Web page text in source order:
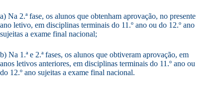
a) Na 2.ª fase, os alunos que obtenham aprovação, no presente
ano letivo, em disciplinas terminais do 11.º ano ou do 12.º ano
sujeitas a exame final nacional;
b) Na 1.ª e 2.ª fases, os alunos que obtiveram aprovação, em
anos letivos anteriores, em disciplinas terminais do 11.º ano ou
do 12.º ano sujeitas a exame final nacional.